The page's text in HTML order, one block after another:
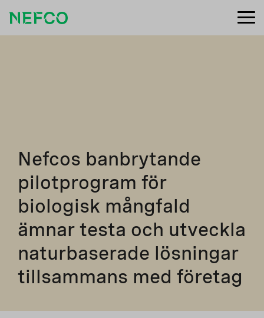
Nefcos banbrytande
pilotprogram för
biologisk mångfald
ämnar testa och utveckla
naturbaserade lösningar
tillsammans med företag